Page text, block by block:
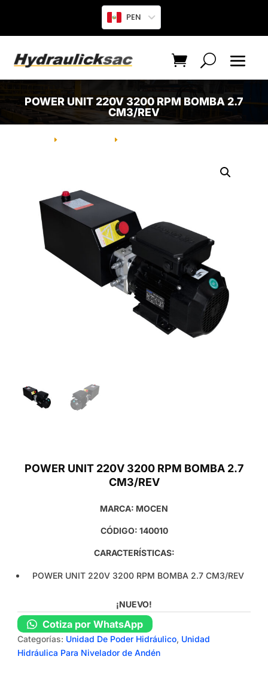
PEN
POWER UNIT 220V 3200 RPM BOMBA 2.7
CM3/REV
E E
POWER UNIT 220V 3200 RPM BOMBA 2.7
CM3/REV
MARCA: MOCEN
CÓDIGO: 140010
CARACTERÍSTICAS:
POWER UNIT 220V 3200 RPM BOMBA 2.7 CM3/REV
¡NUEVO!
Cotiza por WhatsApp
Categorías: Unidad De Poder Hidráulico, Unidad
Hidráulica Para Nivelador de Andén